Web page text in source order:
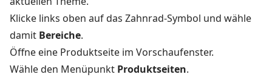
Klicke links oben auf das Zahnrad-Symbol und wähle
damit Bereiche.
Öffne eine Produktseite im Vorschaufenster.
Wähle den Menüpunkt Produktseiten.